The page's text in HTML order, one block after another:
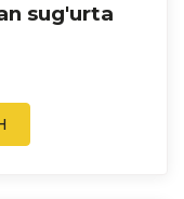
sug'urta